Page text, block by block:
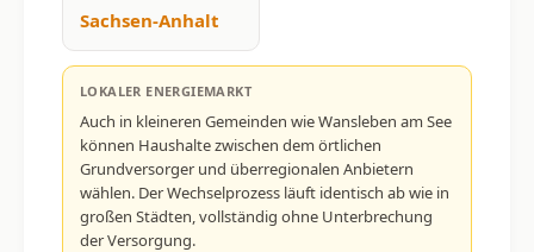
Sachsen-Anhalt
LOKALER ENERGIEMARKT
Auch in kleineren Gemeinden wie Wansleben am See
können Haushalte zwischen dem örtlichen
Grundversorger und überregionalen Anbietern
wählen. Der Wechselprozess läuft identisch ab wie in
großen Städten, vollständig ohne Unterbrechung
der Versorgung.